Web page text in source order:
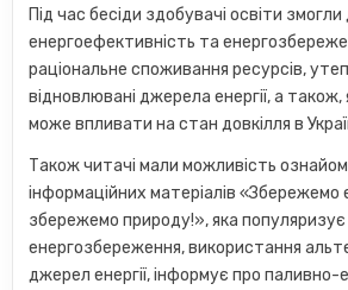
Під час бесіди здобувачі освіти
енергоефективність та
раціональне споживання ресурсів,
відновлювані джерела енергії, а
може впливати на стан довкілля в
Також читачі мали можливість
інформаційних матеріалів «Збережемо
збережемо природу!», яка
енергозбереження, використання
джерел енергії, інформує про паливно-